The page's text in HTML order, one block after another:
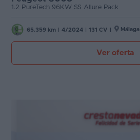
1.2 PureTech 96KW SS Allure Pack
65.359 km 4/2024 131 CV Málaga
Ver oferta